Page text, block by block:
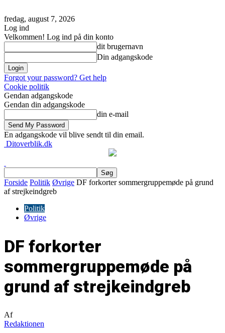
fredag, august 7, 2026
Log ind
Velkommen! Log ind på din konto
dit brugernavn
Din adgangskode
Forgot your password? Get help
Cookie politik
Gendan adgangskode
Gendan din adgangskode
din e-mail
En adgangskode vil blive sendt til din email.
Ditoverblik.dk
Forside Politik Øvrige DF forkorter sommergruppemøde på grund
af strejkeindgreb
Politik
Øvrige
DF forkorter
sommergruppemøde på
grund af strejkeindgreb
Af
Redaktionen